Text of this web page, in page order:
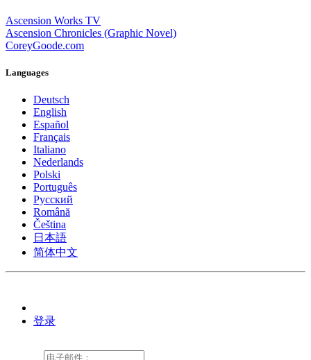
Ascension Works TV
Ascension Chronicles (Graphic Novel)
CoreyGoode.com
Languages
Deutsch
English
Español
Français
Italiano
Nederlands
Polski
Português
Pусский
Română
Čeština
日本語
简体中文
登录